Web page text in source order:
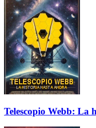
Telescopio Webb: La